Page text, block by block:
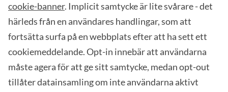
cookie-banner. Implicit samtycke är lite svårare - det
härleds från en användares handlingar, som att
fortsätta surfa på en webbplats efter att ha sett ett
cookiemeddelande. Opt-in innebär att användarna
måste agera för att ge sitt samtycke, medan opt-out
tillåter datainsamling om inte användarna aktivt